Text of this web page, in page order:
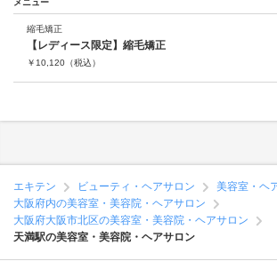
メニュー
縮毛矯正
【レディース限定】縮毛矯正
￥ 10,120 （税込）
エキテン ビューティ・ヘアサロン
美容室・ヘ
大阪府内の美容室・美容院・ヘアサロン
大阪府大阪市北区の美容室・美容院・ヘアサロン
天満駅の美容室・美容院・ヘアサロン